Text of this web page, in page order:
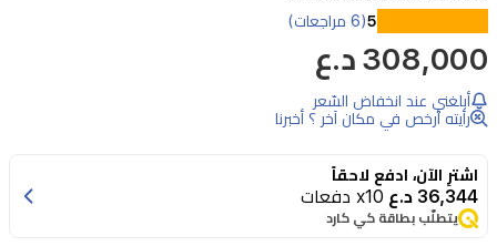
هاتف
هونر
X7d
الأداء
العملي
5(6 مراجعات)
308,000 د.ع
أبلغني عند انخفاض السّعر
رأيته أرخص في مكان آخر ؟ أخبرنا
اشترِ الآن، ادفع لاحقاً
36,344 د.ع x10 دفعات
يتطلّب بطاقة كي كارد